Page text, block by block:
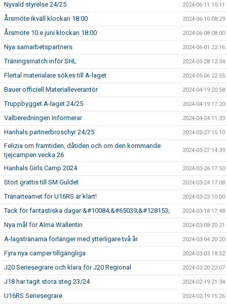
Nyvald styrelse 24/25 2024-06-11 10:11
Årsmöte ikväll klockan 18:00 2024-06-10 08:29
Årsmöte 10.e juni klockan 18:00 2024-06-08 08:00
Nya samarbetspartners 2024-06-01 22:16
Träningsmatch inför SHL 2024-05-28 12:34
Flertal materialare sökes till A-laget 2024-05-06 22:55
Bauer officiell Materialleverantör 2024-04-19 20:58
Truppbygget A-laget 24/25 2024-04-19 17:20
Valberedningen Informerar 2024-04-04 11:33
Hanhals partnerbroschyr 24/25 2024-03-27 15:10
Felizia om framtiden, dåtiden och om den kommande
tjejcampen vecka 26
2024-03-27 14:39
Hanhals Girls Camp 2024 2024-03-26 17:50
Stort grattis till SM Guldet 2024-03-24 17:08
Tränarteamet för U16RS är klart! 2024-03-23 10:00
Tack för fantastiska dagar &#10084;&#65039;&#128153; 2024-03-18 17:48
Nya mål för Alma Wallentin 2024-03-08 20:21
A-lagstränarna förlänger med ytterligare två år 2024-03-04 20:20
Fyra nya camper tillgängliga 2024-03-03 18:52
J20 Seriesegrare och klara för J20 Regional 2024-02-20 22:07
J18 har tagit stora steg 23/24 2024-02-19 21:34
U16RS Seriesegrare 2024-02-19 15:26